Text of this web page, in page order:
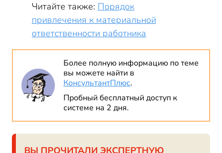
Читайте также: Порядок
привлечения к материальной
ответственности работника
Более полную информацию по теме
вы можете найти в
КонсультантПлюс.
Пробный бесплатный доступ к
системе на 2 дня.
ВЫ ПРОЧИТАЛИ ЭКСПЕРТНУЮ